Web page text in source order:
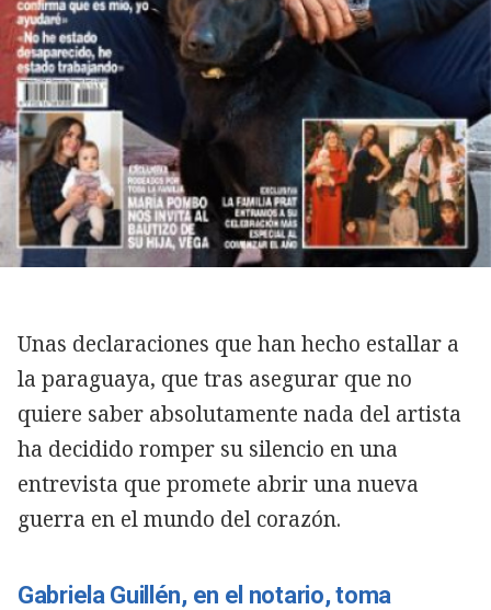
Unas declaraciones que han hecho estallar a
la paraguaya, que tras asegurar que no
quiere saber absolutamente nada del artista
ha decidido romper su silencio en una
entrevista que promete abrir una nueva
guerra en el mundo del corazón.
Gabriela Guillén, en el notario, toma